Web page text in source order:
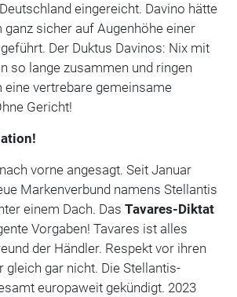
eingereicht. Davino hätte
ganz sicher auf Augenhöhe einer
Der Duktus Davinos: Nix mit
so lange zusammen und ringen
eine vertrebare gemeinsame
Gericht!
vorne angesagt. Seit Januar
Markenverbund namens Stellantis
einem Dach. Das Tavares-Diktat
Vorgaben! Tavares ist alles
der Händler. Respekt vor ihren
gleich gar nicht. Die Stellantis-
europaweit gekündigt. 2023